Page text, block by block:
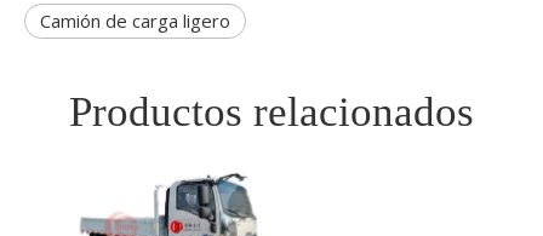
Camión de carga ligero
Productos relacionados